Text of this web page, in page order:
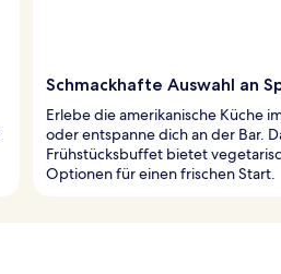
Schmackhafte Auswahl an
Erlebe die amerikanische Küche
oder entspanne dich an der Bar.
Frühstücksbuffet bietet
Optionen für einen frischen Start.